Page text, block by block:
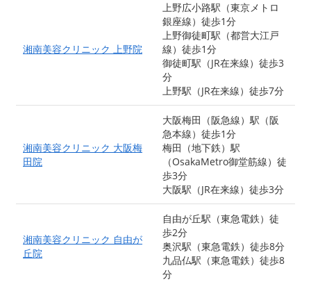
湘南美容クリニック 上野院
上野広小路駅（東京メトロ
銀座線）徒歩1分
上野御徒町駅（都営大江戸
線）徒歩1分
御徒町駅（JR在来線）徒歩3
分
上野駅（JR在来線）徒歩7分
湘南美容クリニック 大阪梅
田院
大阪梅田（阪急線）駅（阪
急本線）徒歩1分
梅田（地下鉄）駅
（OsakaMetro御堂筋線）徒
歩3分
大阪駅（JR在来線）徒歩3分
湘南美容クリニック 自由が
丘院
自由が丘駅（東急電鉄）徒
歩2分
奥沢駅（東急電鉄）徒歩8分
九品仏駅（東急電鉄）徒歩8
分